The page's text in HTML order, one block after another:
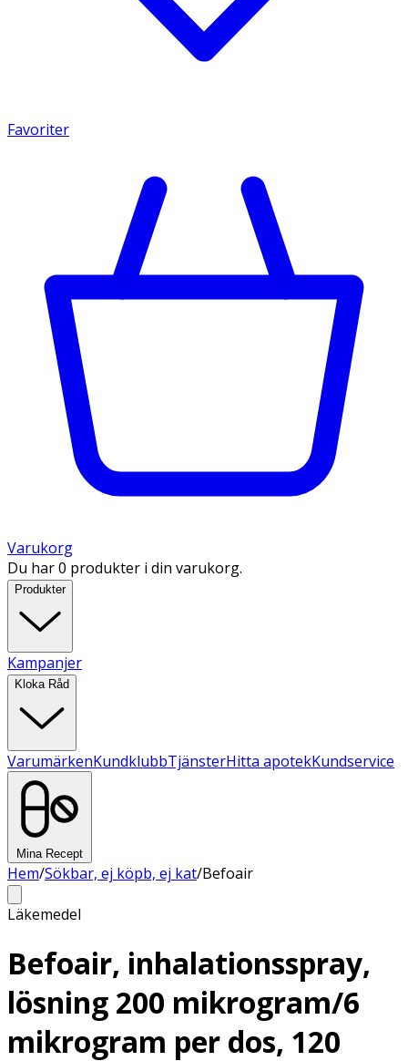
Favoriter
Varukorg
Du har 0 produkter i din varukorg.
Produkter
Kampanjer
Kloka Råd
VarumärkenKundklubbTjänsterHitta apotekKundservice
Mina Recept
Hem/Sökbar, ej köpb, ej kat/Befoair
Läkemedel
Befoair, inhalationsspray,
lösning 200 mikrogram/6
mikrogram per dos, 120